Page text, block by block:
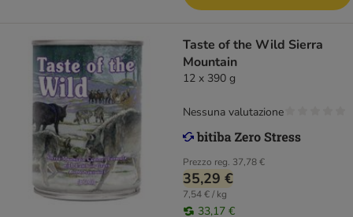
Taste of the Wild Sierra
Mountain
12 x 390 g
Prezzo reg. 37,78 €
35,29 €
7,54 € / kg
33,17 €
Nessuna valutazione